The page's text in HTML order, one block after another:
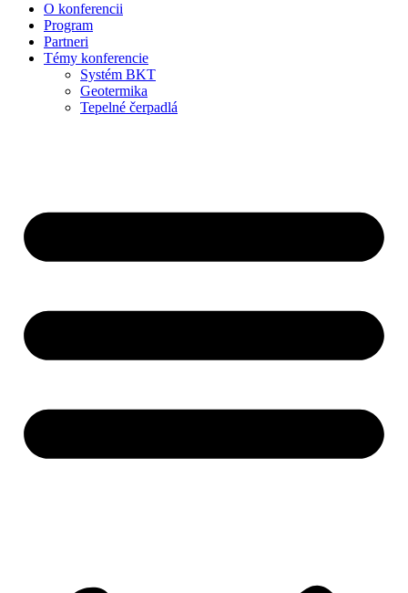
O konferencii
Program
Partneri
Témy konferencie
Systém BKT
Geotermika
Tepelné čerpadlá